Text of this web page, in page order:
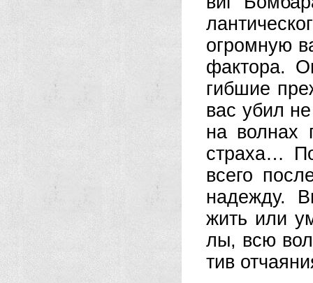
ог­ром­ную
фак­то­ра.
гиб­шие
вас убил
на вол­нах
стра­ха…
все­го
на­де­ж­ду.
жить или
лы, всю
тив